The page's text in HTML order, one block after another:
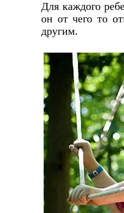
Для каждого
он от чего то
другим.